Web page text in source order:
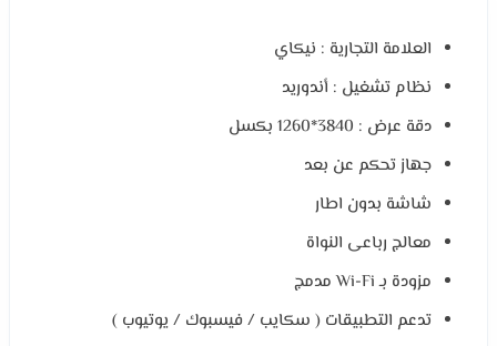
العلامة التجارية : نيكاي
نظام تشغيل : أندوريد
دقة عرض : 3840*1260 بكسل
جهاز تحكم عن بعد
شاشة بدون اطار
معالج رباعى النواة
مزودة بـ Wi-Fi مدمج
تدعم التطبيقات ( سكايب / فيسبوك / يوتيوب )